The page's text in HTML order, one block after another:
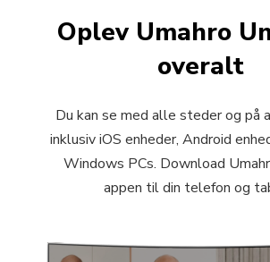
Oplev Umahro
overalt
Du kan se med alle steder og på
inklusiv iOS enheder, Android
Windows PCs. Download
appen til din telefon og